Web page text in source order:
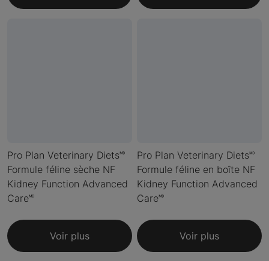
Pro Plan Veterinary Diets🅫
Formule féline sèche NF
Kidney Function Advanced
Care🅫
Voir plus
Pro Plan Veterinary Diets🅫
Formule féline en boîte NF
Kidney Function Advanced
Care🅫
Voir plus